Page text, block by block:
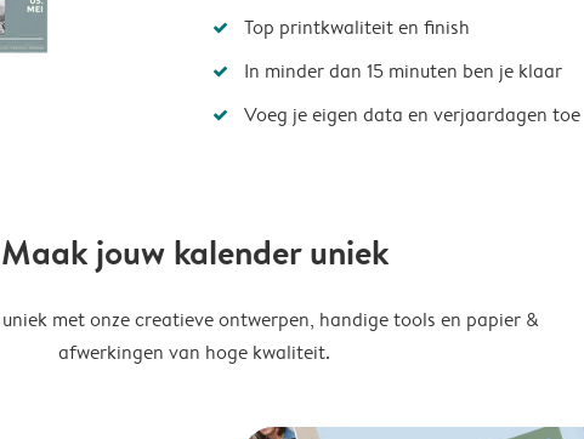
Top printkwaliteit en finish
In minder dan 15 minuten ben je klaar
Voeg je eigen data en verjaardagen toe
Maak jouw kalender uniek
met onze creatieve ontwerpen, handige tools en papier &
afwerkingen van hoge kwaliteit.